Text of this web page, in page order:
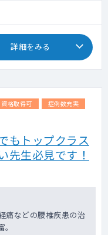
25名/コマ
：10～15名程度
等の緊急入院、脊椎骨折粗
骨骨折など
詳細をみる
資格取得可
症例数充実
もトップクラス
先生必見です！
痛などの腰椎疾患の治